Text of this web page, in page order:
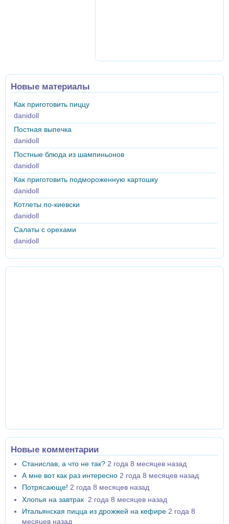
Новые материалы
Как приготовить пиццу
danidoll
Постная выпечка
danidoll
Постные блюда из шампиньонов
danidoll
Как приготовить подмороженную картошку
danidoll
Котлеты по-киевски
danidoll
Салаты с орехами
danidoll
Новые комментарии
Станислав, а что не так? 2 года 8 месяцев назад
А мне вот как раз интересно 2 года 8 месяцев назад
Потрясающе! 2 года 8 месяцев назад
Хлопья на завтрак 2 года 8 месяцев назад
Итальянская пицца из дрожжей на кефире 2 года 8
месяцев назад